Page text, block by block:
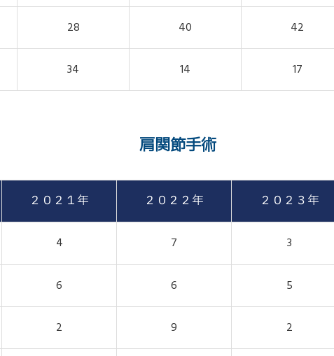
28 40 42
34 14 17
肩関節手術
２０２１年 ２０２２年 ２０２３年
4 7 3
6 6 5
2 9 2